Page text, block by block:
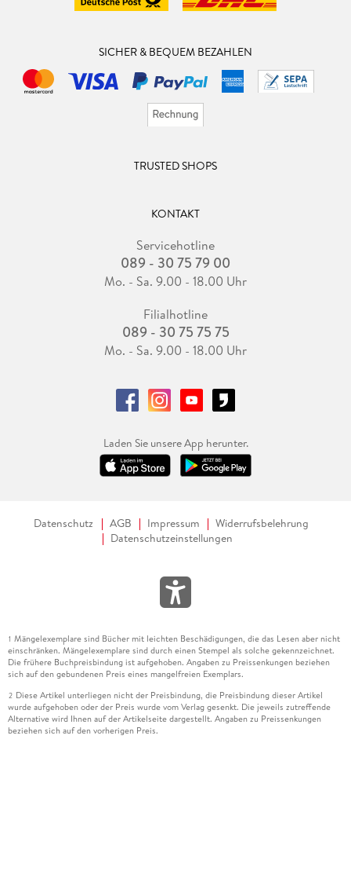
SICHER & BEQUEM BEZAHLEN
TRUSTED SHOPS
KONTAKT
Servicehotline
089 - 30 75 79 00
Mo. - Sa. 9.00 - 18.00 Uhr
Filialhotline
089 - 30 75 75 75
Mo. - Sa. 9.00 - 18.00 Uhr
Laden Sie unsere App herunter.
Datenschutz AGB Impressum
Widerrufsbelehrung
Datenschutzeinstellungen
1 Mängelexemplare sind Bücher mit leichten Beschädigungen, die das Lesen aber nicht
einschränken. Mängelexemplare sind durch einen Stempel als solche gekennzeichnet.
Die frühere Buchpreisbindung ist aufgehoben. Angaben zu Preissenkungen beziehen
sich auf den gebundenen Preis eines mangelfreien Exemplars.
2 Diese Artikel unterliegen nicht der Preisbindung, die Preisbindung dieser Artikel
wurde aufgehoben oder der Preis wurde vom Verlag gesenkt. Die jeweils zutreffende
Alternative wird Ihnen auf der Artikelseite dargestellt. Angaben zu Preissenkungen
beziehen sich auf den vorherigen Preis.